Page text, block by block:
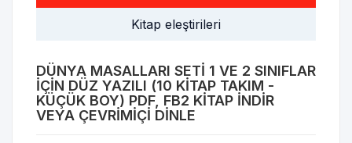
Kitap eleştirileri
DÜNYA MASALLARI SETI 1 VE 2 SINIFLAR
İÇIN DÜZ YAZILI (10 KITAP TAKIM -
KÜÇÜK BOY) PDF, FB2 KITAP INDIR
VEYA ÇEVRIMIÇI DINLE